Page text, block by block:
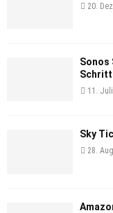
20.
Sonos
11.
Sky
28.